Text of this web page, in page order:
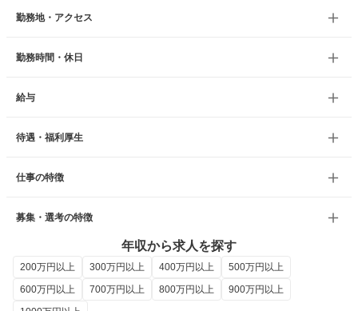
勤務地・アクセス
勤務時間・休日
給与
待遇・福利厚生
仕事の特徴
募集・選考の特徴
年収から求人を探す
200万円以上 300万円以上 400万円以上
500万円以上
600万円以上
700万円以上 800万円以上
900万円以上